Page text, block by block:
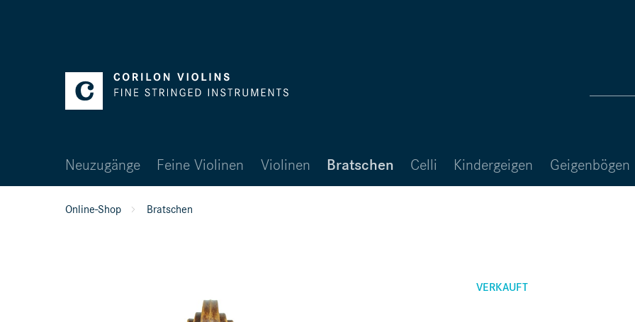
Neuzugänge Feine Violinen Violinen Bratschen Celli Kindergeigen Geigenbögen
Online-Shop Bratschen
VERKAUFT